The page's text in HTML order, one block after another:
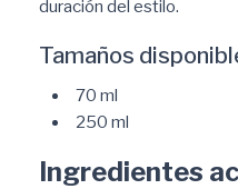
duración del estilo.
Tamaños
70 ml
250 ml
Ingredientes